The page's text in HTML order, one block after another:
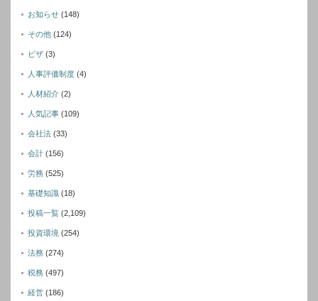
お知らせ (148)
その他 (124)
ビザ (3)
人事評価制度 (4)
人材紹介 (2)
人気記事 (109)
会社法 (33)
会計 (156)
労務 (525)
基礎知識 (18)
投稿一覧 (2,109)
投資環境 (254)
法務 (274)
税務 (497)
経営 (186)